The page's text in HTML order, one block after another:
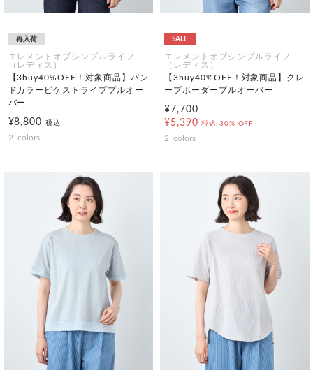
再入荷
エレメントオブシンプルライフ
（レディス）
【3buy40%OFF！対象商品】バン
ドカラーピケストライププルオー
バー
¥8,800税込
2 colors
SALE
エレメントオブシンプルライフ
（レディス）
【3buy40%OFF！対象商品】クレ
ープボーダープルオーバー
¥7,700
¥5,390 税込 30% OFF
2 colors